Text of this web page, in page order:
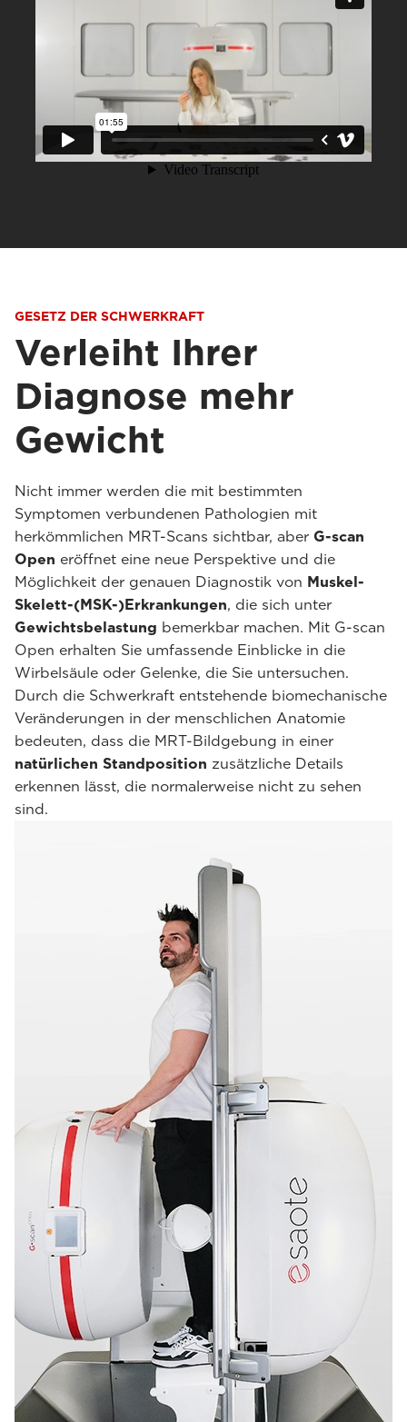
GESETZ DER SCHWERKRAFT
Verleiht Ihrer
Diagnose mehr
Gewicht
Nicht immer werden die mit bestimmten
Symptomen verbundenen Pathologien mit
herkömmlichen MRT-Scans sichtbar, aber G-scan
Open eröffnet eine neue Perspektive und die
Möglichkeit der genauen Diagnostik von Muskel-
Skelett-(MSK-)Erkrankungen, die sich unter
Gewichtsbelastung bemerkbar machen. Mit G-scan
Open erhalten Sie umfassende Einblicke in die
Wirbelsäule oder Gelenke, die Sie untersuchen.
Durch die Schwerkraft entstehende biomechanische
Veränderungen in der menschlichen Anatomie
bedeuten, dass die MRT-Bildgebung in einer
natürlichen Standposition zusätzliche Details
erkennen lässt, die normalerweise nicht zu sehen
sind.